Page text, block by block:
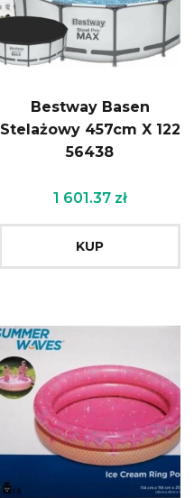
Bestway Basen
Stelażowy 457cm X 122
56438
1 601.37 zł
KUP